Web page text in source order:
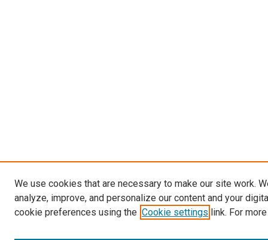
We use cookies that are necessary to make our site work.
analyze, improve, and personalize our content and your
cookie preferences using the Cookie settings link. For